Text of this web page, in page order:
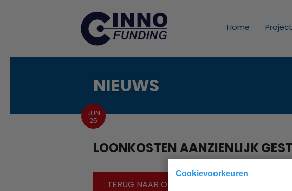
Cookievoorkeuren
Home
NIEUWS
JUN
25
LOONKOSTEN AANZIENLIJK
TERUG NAAR OVERZICHT